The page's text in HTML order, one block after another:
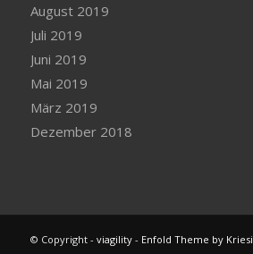
August 2019
Juli 2019
Juni 2019
Mai 2019
März 2019
Dezember 2018
© Copyright - viagility- Enfold Theme by Kriesi